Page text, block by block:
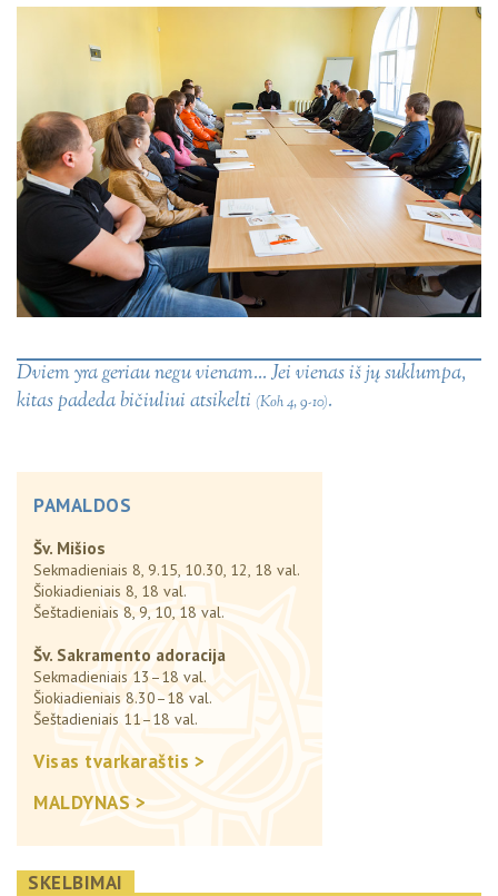
Dviem yra geriau negu vienam... Jei vienas iš jų suklumpa,
kitas padeda bičiuliui atsikelti (Koh 4, 9-10).
PAMALDOS
Šv. Mišios
Sekmadieniais 8, 9.15, 10.30, 12, 18 val.
Šiokiadieniais 8, 18 val.
Šeštadieniais 8, 9, 10, 18 val.
Šv. Sakramento adoracija
Sekmadieniais 13–18 val.
Šiokiadieniais 8.30–18 val.
Šeštadieniais 11–18 val.
Visas tvarkaraštis >
MALDYNAS >
SKELBIMAI